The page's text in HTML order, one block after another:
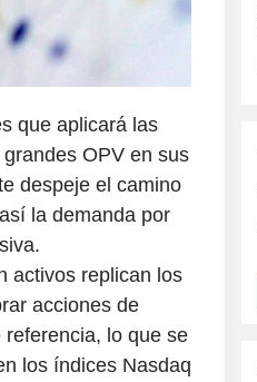
que aplicará las
OPV en sus
despeje el camino
la demanda por
activos replican los
acciones de
lo que se
los índices Nasdaq